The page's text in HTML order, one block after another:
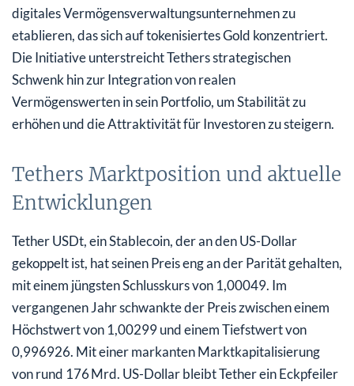
digitales Vermögensverwaltungsunternehmen zu
etablieren, das sich auf tokenisiertes Gold konzentriert.
Die Initiative unterstreicht Tethers strategischen
Schwenk hin zur Integration von realen
Vermögenswerten in sein Portfolio, um Stabilität zu
erhöhen und die Attraktivität für Investoren zu steigern.
Tethers Marktposition und aktuelle
Entwicklungen
Tether USDt, ein Stablecoin, der an den US-Dollar
gekoppelt ist, hat seinen Preis eng an der Parität gehalten,
mit einem jüngsten Schlusskurs von 1,00049. Im
vergangenen Jahr schwankte der Preis zwischen einem
Höchstwert von 1,00299 und einem Tiefstwert von
0,996926. Mit einer markanten Marktkapitalisierung
von rund 176 Mrd. US-Dollar bleibt Tether ein Eckpfeiler